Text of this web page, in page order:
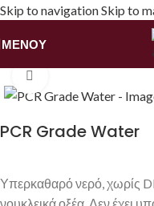
Skip to navigationSkip to
ΜΕΝΟΎ
PCR Grade Water
Υπερκαθαρό νερό, χωρίς